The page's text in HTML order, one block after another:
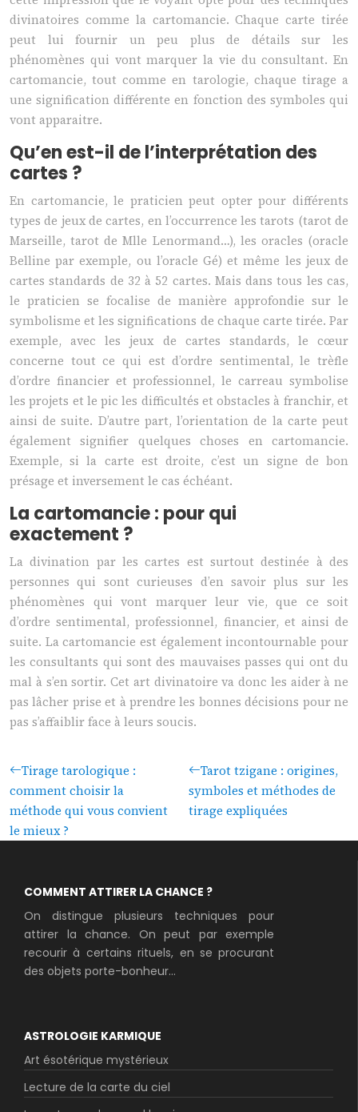
divinatoires comme la cartomancie. Chaque carte tirée
peut lui fournir un peu plus de détails sur les
phénomènes qui vont marquer la vie du consultant. En
cartomancie, tout comme en tarologie, chaque tirage a
une signification différente en fonction des symboles qui
vont apparaitre.
Qu’en est-il de l’interprétation des
cartes ?
En cartomancie, le praticien peut opter pour différents
types de jeux de cartes, en l’occurrence les tarots (tarot de
Marseille, tarot de Mlle Lenormand…), les oracles (oracle
Belline par exemple, ou l’oracle Gé) et même les jeux de
cartes standards de 32 à 52 cartes. Mais dans tous les cas,
le praticien se focalise de manière approfondie sur le
symbolisme et les significations de chaque carte tirée. Par
exemple, avec les jeux de cartes standards, le cœur
concerne tout ce qui est d’ordre sentimental, le trèfle
d’ordre financier et professionnel, le carreau symbolise
les projets et le pic les difficultés et obstacles à franchir, et
ainsi de suite. D’autre part, l’orientation de la carte peut
également signifier quelques choses en cartomancie.
Exemple, si la carte est droite, c’est un signe de bon
présage et inversement le cas échéant.
La cartomancie : pour qui
exactement ?
La divination par les cartes est surtout destinée à des
personnes qui sont curieuses d’en savoir plus sur les
phénomènes qui vont marquer leur vie, que ce soit
d’ordre sentimental, professionnel, financier, et ainsi de
suite. La cartomancie est également incontournable pour
les consultants qui sont des mauvaises passes qui ont du
mal à s’en sortir. Cet art divinatoire va donc les aider à ne
pas lâcher prise et à prendre les bonnes décisions pour ne
pas s’affaiblir face à leurs soucis.
Tirage tarologique :
comment choisir la
méthode qui vous convient
le mieux ?
Tarot tzigane : origines,
symboles et méthodes de
tirage expliquées
COMMENT ATTIRER LA CHANCE ?
On distingue plusieurs techniques pour
attirer la chance. On peut par exemple
recourir à certains rituels, en se procurant
des objets porte-bonheur...
ASTROLOGIE KARMIQUE
Art ésotérique mystérieux
Lecture de la carte du ciel